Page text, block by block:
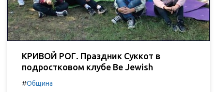
КРИВОЙ РОГ. Праздник Суккот в
подростковом клубе Be Jewish
#Община